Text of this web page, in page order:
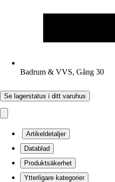
Badrum & VVS, Gång 30
Se lagerstatus i ditt varuhus
Artikeldetaljer
Datablad
Produktsäkerhet
Ytterligare kategorier